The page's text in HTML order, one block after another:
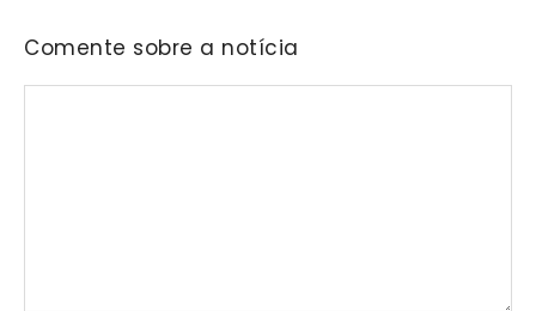
Comente sobre a notícia